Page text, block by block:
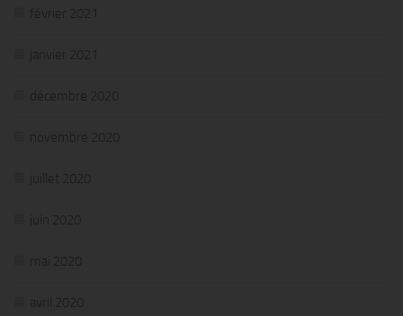
février 2021
janvier 2021
décembre 2020
novembre 2020
juillet 2020
juin 2020
mai 2020
avril 2020